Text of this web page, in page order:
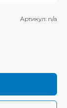
Артикул: n/a